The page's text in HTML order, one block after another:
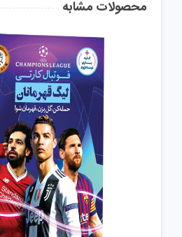
محصولات مشابه